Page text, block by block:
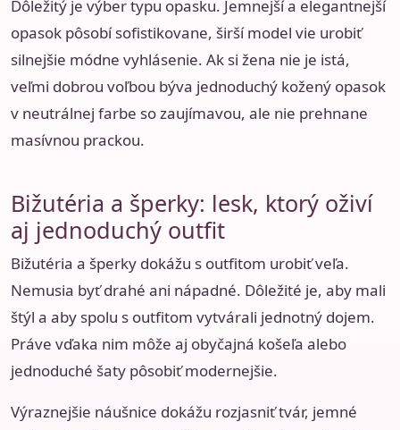
Dôležitý je výber typu opasku. Jemnejší a elegantnejší
opasok pôsobí sofistikovane, širší model vie urobiť
silnejšie módne vyhlásenie. Ak si žena nie je istá,
veľmi dobrou voľbou býva jednoduchý kožený opasok
v neutrálnej farbe so zaujímavou, ale nie prehnane
masívnou prackou.
Bižutéria a šperky: lesk, ktorý oživí
aj jednoduchý outfit
Bižutéria a šperky dokážu s outfitom urobiť veľa.
Nemusia byť drahé ani nápadné. Dôležité je, aby mali
štýl a aby spolu s outfitom vytvárali jednotný dojem.
Práve vďaka nim môže aj obyčajná košeľa alebo
jednoduché šaty pôsobiť modernejšie.
Výraznejšie náušnice dokážu rozjasniť tvár, jemné